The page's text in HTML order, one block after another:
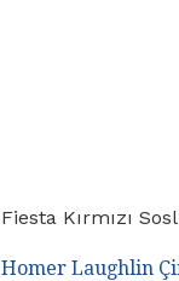
Fiesta Kırmızı
Homer Laughlin